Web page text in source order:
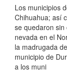
Los municipios
Chihuahua; así
se quedaron
nevada en el
la madrugada
municipio de
a los muni